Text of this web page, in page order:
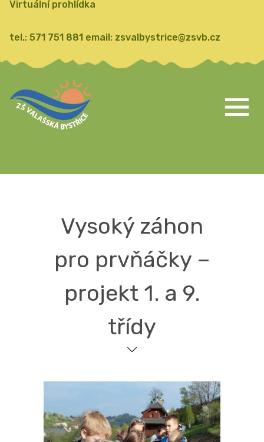
Virtuální prohlídka
tel.: 571 751 881 email: zsvalbystrice@zsvb.cz
Vysoký záhon
pro prvňáčky –
projekt 1. a 9.
třídy